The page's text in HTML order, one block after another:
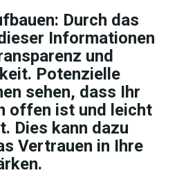
Durch das
Informationen
und
Potenzielle
sehen, dass Ihr
offen ist und leicht
Dies kann dazu
Vertrauen in Ihre